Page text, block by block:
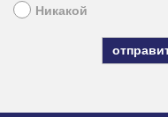
Никакой